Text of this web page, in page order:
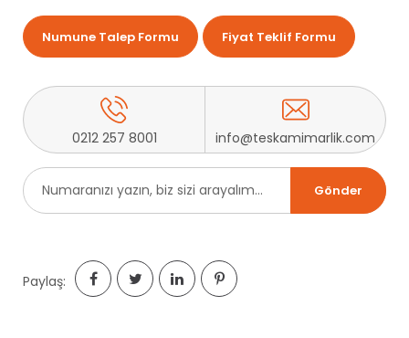
Numune Talep Formu Fiyat Teklif Formu
0212 257 8001 info@teskamimarlik.com
Paylaş: